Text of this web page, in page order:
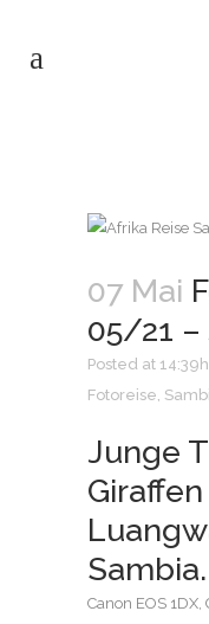
07 Mai
05/21 –
Posted at 14:39h
Fotoreise,
Junge
Canon EOS